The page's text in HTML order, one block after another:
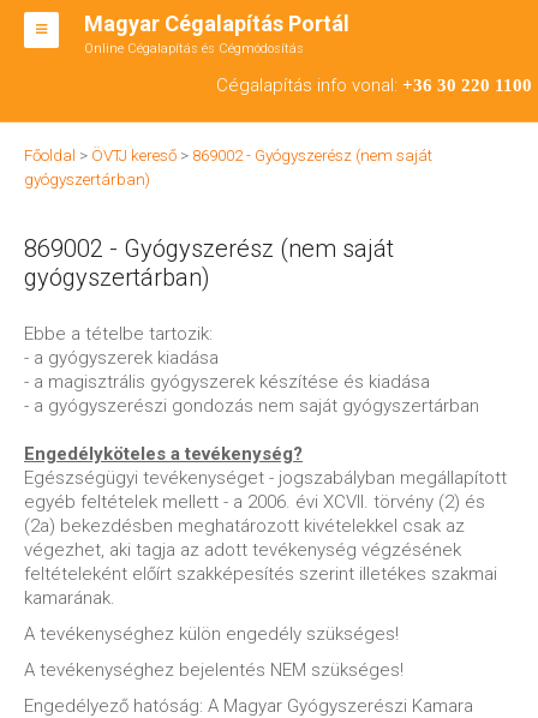
Magyar Cégalapítás Portál
Online Cégalapítás és Cégmódosítás
Cégalapítás info vonal: +36 30 220 1100
BT ALAPÍTÁS
RT ALAPÍTÁS
ÁTALAKULÁS
ENGEDÉLYKÖTELES
KAPCSOLAT
IRODÁK
Főoldal > ÖVTJ kereső > 869002 - Gyógyszerész (nem saját
gyógyszertárban)
869002 - Gyógyszerész (nem saját
gyógyszertárban)
Ebbe a tételbe tartozik:
- a gyógyszerek kiadása
- a magisztrális gyógyszerek készítése és kiadása
- a gyógyszerészi gondozás nem saját gyógyszertárban
Engedélyköteles a tevékenység?
Egészségügyi tevékenységet - jogszabályban megállapított
egyéb feltételek mellett - a 2006. évi XCVII. törvény (2) és
(2a) bekezdésben meghatározott kivételekkel csak az
végezhet, aki tagja az adott tevékenység végzésének
feltételeként előírt szakképesítés szerint illetékes szakmai
kamarának.
A tevékenységhez külön engedély szükséges!
A tevékenységhez bejelentés NEM szükséges!
Engedélyező hatóság: A Magyar Gyógyszerészi Kamara